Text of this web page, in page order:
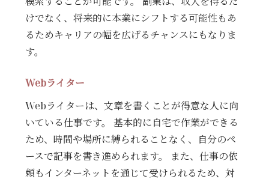
けでなく、将来的に本業にシフトする可能性もあ
るためキャリアの幅を広げるチャンスにもなりま
す。
Webライター
Webライターは、文章を書くことが得意な人に向
いている仕事です。 基本的に自宅で作業ができる
ため、時間や場所に縛られることなく、自分のペ
ースで記事を書き進められます。 また、仕事の依
頼もインターネットを通じて受けられるため、対